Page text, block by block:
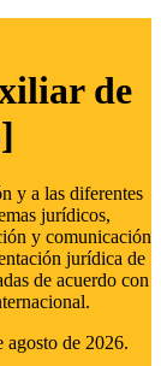
de
y a las diferentes
jurídicos,
y comunicación
jurídica de
de acuerdo con
agosto de 2026.